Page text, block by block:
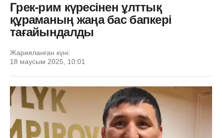
Грек-рим күресінен ұлттық
құраманың жаңа бас бапкері
тағайындалды
Жарияланған күні:
18 маусым 2025, 10:01